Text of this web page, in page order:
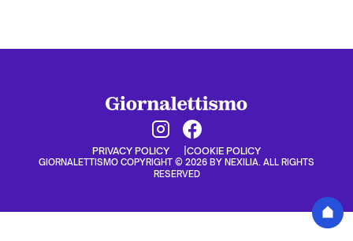
PRIVACY POLICY COOKIE POLICY
GIORNALETTISMO COPYRIGHT © 2026 BY NEXILIA. ALL RIGHTS
RESERVED